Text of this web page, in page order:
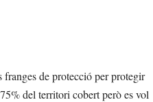
franges de protecció per protegir
del territori cobert però es vol